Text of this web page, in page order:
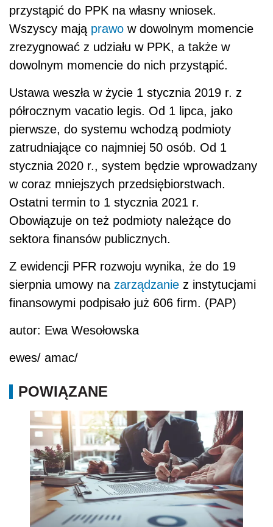
przystąpić do PPK na własny wniosek.
Wszyscy mają prawo w dowolnym momencie
zrezygnować z udziału w PPK, a także w
dowolnym momencie do nich przystąpić.
Ustawa weszła w życie 1 stycznia 2019 r. z
półrocznym vacatio legis. Od 1 lipca, jako
pierwsze, do systemu wchodzą podmioty
zatrudniające co najmniej 50 osób. Od 1
stycznia 2020 r., system będzie wprowadzany
w coraz mniejszych przedsiębiorstwach.
Ostatni termin to 1 stycznia 2021 r.
Obowiązuje on też podmioty należące do
sektora finansów publicznych.
Z ewidencji PFR rozwoju wynika, że do 19
sierpnia umowy na zarządzanie z instytucjami
finansowymi podpisało już 606 firm. (PAP)
autor: Ewa Wesołowska
ewes/ amac/
POWIĄZANE